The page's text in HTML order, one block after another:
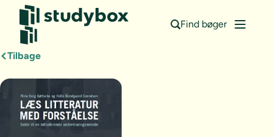
Find bøger
Tilbage